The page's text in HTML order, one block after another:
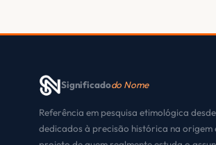
Significadodo Nome
Referência em pesquisa etimológica desde
dedicados à precisão histórica na origem